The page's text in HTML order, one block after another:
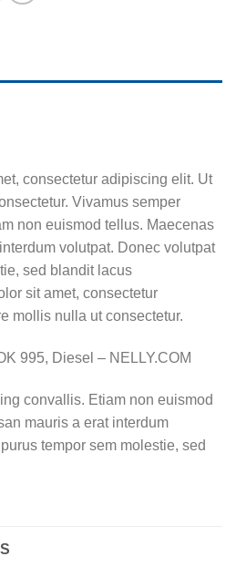
consectetur adipiscing elit. Ut
Vivamus semper
non euismod tellus. Maecenas
volutpat. Donec volutpat
sed blandit lacus
sit amet, consectetur
mollis nulla ut consectetur.
995, Diesel – NELLY.COM
convallis. Etiam non euismod
mauris a erat interdum
tempor sem molestie, sed